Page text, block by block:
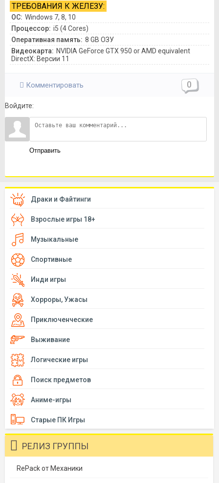
ТРЕБОВАНИЯ К ЖЕЛЕЗУ:
ОС: Windows 7, 8, 10
Процессор: i5 (4 Cores)
Оперативная память: 8 GB ОЗУ
Видеокарта: NVIDIA GeForce GTX 950 or AMD equivalent
DirectX: Версии 11
Комментировать 0
Войдите:
Отправить
Драки и Файтинги
Взрослые игры 18+
Музыкальные
Спортивные
Инди игры
Хорроры, Ужасы
Приключенческие
Выживание
Логические игры
Поиск предметов
Аниме-игры
Старые ПК Игры
РЕЛИЗ ГРУППЫ
RePack от Механики